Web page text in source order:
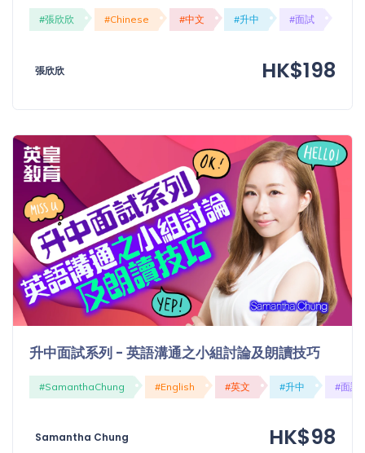
合所
有標
精準
搜尋
#張欣欣 #Chinese #中文 #升中 #面試
張欣欣 HK$198
升中面試系列 - 英語溝通之小組討論及朗讀技巧
#SamanthaChung #English #英文 #升中 #面試
Samantha Chung HK$98